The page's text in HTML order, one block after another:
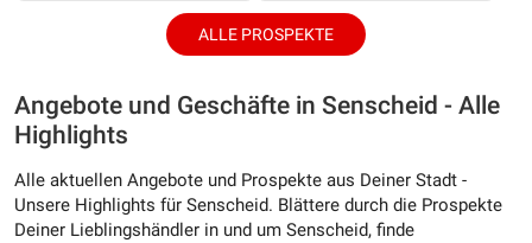
ALLE PROSPEKTE
Angebote und Geschäfte in Senscheid - Alle
Highlights
Alle aktuellen Angebote und Prospekte aus Deiner Stadt -
Unsere Highlights für Senscheid. Blättere durch die Prospekte
Deiner Lieblingshändler in und um Senscheid, finde